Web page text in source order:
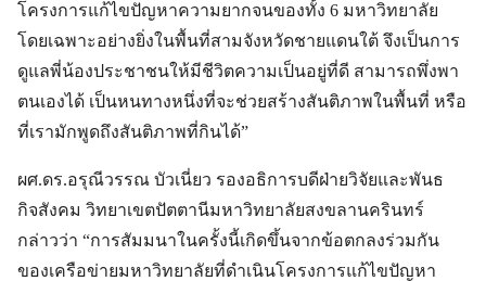
โครงการแก้ไขปัญหาความยากจนของทั้ง 6 มหาวิทยาลัย
โดยเฉพาะอย่างยิ่งในพื้นที่สามจังหวัดชายแดนใต้ จึงเป็นการ
ดูแลพี่น้องประชาชนให้มีชีวิตความเป็นอยู่ที่ดี สามารถพึ่งพา
ตนเองได้ เป็นหนทางหนึ่งที่จะช่วยสร้างสันติภาพในพื้นที่ หรือ
ที่เรามักพูดถึงสันติภาพที่กินได้”
ผศ.ดร.อรุณีวรรณ บัวเนี่ยว รองอธิการบดีฝ่ายวิจัยและพันธ
กิจสังคม วิทยาเขตปัตตานีมหาวิทยาลัยสงขลานครินทร์
กล่าวว่า “การสัมมนาในครั้งนี้เกิดขึ้นจากข้อตกลงร่วมกัน
ของเครือข่ายมหาวิทยาลัยที่ดำเนินโครงการแก้ไขปัญหา